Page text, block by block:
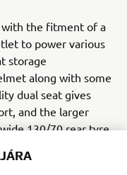
with the fitment of a
to power various
storage
along with some
dual seat gives
and the larger
130/70 rear tyre
of acceleration and